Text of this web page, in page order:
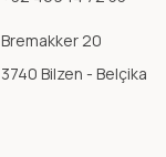
Bremakker 20
3740 Bilzen - Belçika